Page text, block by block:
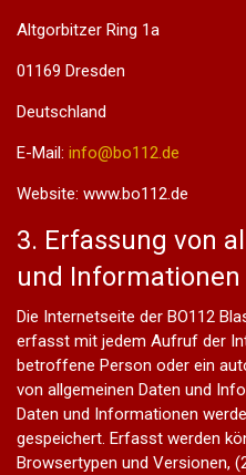
Altgorbitzer Ring 1a
01169 Dresden
Deutschland
E-Mail: info@bo112.de
Website: www.bo112.de
3. Erfassung von
und Informationen
Die Internetseite der BO112
erfasst mit jedem Aufruf der
betroffene Person oder ein
von allgemeinen Daten und
Daten und Informationen
gespeichert. Erfasst werden
Browsertypen und Versionen,